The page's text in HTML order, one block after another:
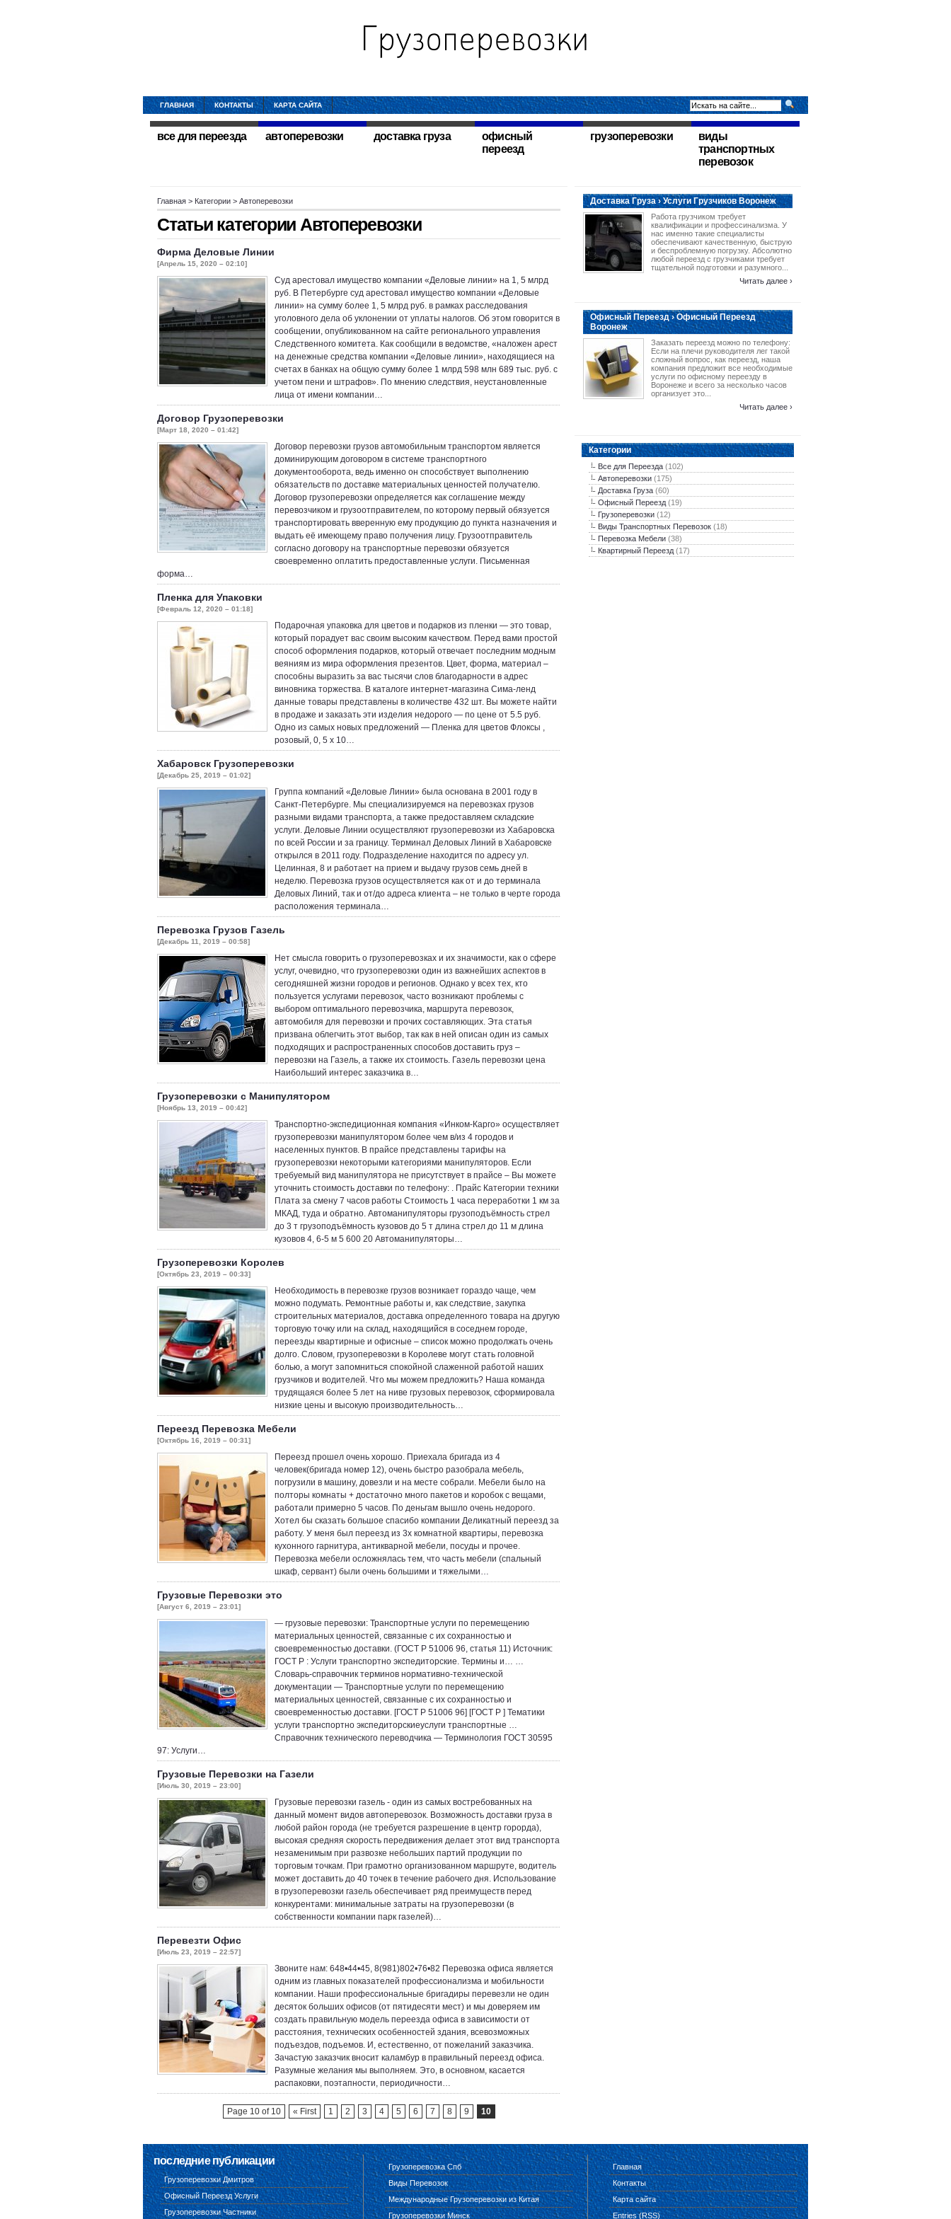
ГЛАВНАЯ КОНТАКТЫ КАРТА САЙТА
все для переезда автоперевозки доставка груза
офисный
переезд
грузоперевозки
виды
транспортных
перевозок
Главная > Категории > Автоперевозки
Статьи категории Автоперевозки
Фирма Деловые Линии
[Апрель 15, 2020 – 02:10]
Суд арестовал имущество компании «Деловые линии» на 1, 5 млрд
руб. В Петербурге суд арестовал имущество компании «Деловые
линии» на сумму более 1, 5 млрд руб. в рамках расследования
уголовного дела об уклонении от уплаты налогов. Об этом говорится в
сообщении, опубликованном на сайте регионального управления
Следственного комитета. Как сообщили в ведомстве, «наложен арест
на денежные средства компании «Деловые линии», находящиеся на
счетах в банках на общую сумму более 1 млрд 598 млн 689 тыс. руб. с
учетом пени и штрафов». По мнению следствия, неустановленные
лица от имени компании…
Договор Грузоперевозки
[Март 18, 2020 – 01:42]
Договор перевозки грузов автомобильным транспортом является
доминирующим договором в системе транспортного
документооборота, ведь именно он способствует выполнению
обязательств по доставке материальных ценностей получателю.
Договор грузоперевозки определяется как соглашение между
перевозчиком и грузоотправителем, по которому первый обязуется
транспортировать вверенную ему продукцию до пункта назначения и
выдать её имеющему право получения лицу. Грузоотправитель
согласно договору на транспортные перевозки обязуется
своевременно оплатить предоставленные услуги. Письменная
форма…
Пленка для Упаковки
[Февраль 12, 2020 – 01:18]
Подарочная упаковка для цветов и подарков из пленки — это товар,
который порадует вас своим высоким качеством. Перед вами простой
способ оформления подарков, который отвечает последним модным
веяниям из мира оформления презентов. Цвет, форма, материал –
способны выразить за вас тысячи слов благодарности в адрес
виновника торжества. В каталоге интернет-магазина Сима-ленд
данные товары представлены в количестве 432 шт. Вы можете найти
в продаже и заказать эти изделия недорого — по цене от 5.5 руб.
Одно из самых новых предложений — Пленка для цветов Флоксы ,
розовый, 0, 5 х 10…
Хабаровск Грузоперевозки
[Декабрь 25, 2019 – 01:02]
Группа компаний «Деловые Линии» была основана в 2001 году в
Санкт-Петербурге. Мы специализируемся на перевозках грузов
разными видами транспорта, а также предоставляем складские
услуги. Деловые Линии осуществляют грузоперевозки из Хабаровска
по всей России и за границу. Терминал Деловых Линий в Хабаровске
открылся в 2011 году. Подразделение находится по адресу ул.
Целинная, 8 и работает на прием и выдачу грузов семь дней в
неделю. Перевозка грузов осуществляется как от и до терминала
Деловых Линий, так и от/до адреса клиента – не только в черте города
расположения терминала…
Перевозка Грузов Газель
[Декабрь 11, 2019 – 00:58]
Нет смысла говорить о грузоперевозках и их значимости, как о сфере
услуг, очевидно, что грузоперевозки один из важнейших аспектов в
сегодняшней жизни городов и регионов. Однако у всех тех, кто
пользуется услугами перевозок, часто возникают проблемы с
выбором оптимального перевозчика, маршрута перевозок,
автомобиля для перевозки и прочих составляющих. Эта статья
призвана облегчить этот выбор, так как в ней описан один из самых
подходящих и распространенных способов доставить груз –
перевозки на Газель, а также их стоимость. Газель перевозки цена
Наибольший интерес заказчика в…
Грузоперевозки с Манипулятором
[Ноябрь 13, 2019 – 00:42]
Транспортно-экспедиционная компания «Инком-Карго» осуществляет
грузоперевозки манипулятором более чем в/из 4 городов и
населенных пунктов. В прайсе представлены тарифы на
грузоперевозки некоторыми категориями манипуляторов. Если
требуемый вид манипулятора не присутствует в прайсе – Вы можете
уточнить стоимость доставки по телефону: . Прайс Категории техники
Плата за смену 7 часов работы Стоимость 1 часа переработки 1 км за
МКАД, туда и обратно. Автоманипуляторы грузоподъёмность стрел
до 3 т грузоподъёмность кузовов до 5 т длина стрел до 11 м длина
кузовов 4, 6-5 м 5 600 20 Автоманипуляторы…
Грузоперевозки Королев
[Октябрь 23, 2019 – 00:33]
Необходимость в перевозке грузов возникает гораздо чаще, чем
можно подумать. Ремонтные работы и, как следствие, закупка
строительных материалов, доставка определенного товара на другую
торговую точку или на склад, находящийся в соседнем городе,
переезды квартирные и офисные – список можно продолжать очень
долго. Словом, грузоперевозки в Королеве могут стать головной
болью, а могут запомниться спокойной слаженной работой наших
грузчиков и водителей. Что мы можем предложить? Наша команда
трудящаяся более 5 лет на ниве грузовых перевозок, сформировала
низкие цены и высокую производительность…
Переезд Перевозка Мебели
[Октябрь 16, 2019 – 00:31]
Переезд прошел очень хорошо. Приехала бригада из 4
человек(бригада номер 12), очень быстро разобрала мебель,
погрузили в машину, довезли и на месте собрали. Мебели было на
полторы комнаты + достаточно много пакетов и коробок с вещами,
работали примерно 5 часов. По деньгам вышло очень недорого.
Хотел бы сказать большое спасибо компании Деликатный переезд за
работу. У меня был переезд из 3х комнатной квартиры, перевозка
кухонного гарнитура, антикварной мебели, посуды и прочее.
Перевозка мебели осложнялась тем, что часть мебели (спальный
шкаф, сервант) были очень большими и тяжелыми…
Грузовые Перевозки это
[Август 6, 2019 – 23:01]
— грузовые перевозки: Транспортные услуги по перемещению
материальных ценностей, связанные с их сохранностью и
своевременностью доставки. (ГОСТ Р 51006 96, статья 11) Источник:
ГОСТ Р : Услуги транспортно экспедиторские. Термины и… …
Словарь-справочник терминов нормативно-технической
документации — Транспортные услуги по перемещению
материальных ценностей, связанные с их сохранностью и
своевременностью доставки. [ГОСТ Р 51006 96] [ГОСТ Р ] Тематики
услуги транспортно экспедиторскиеуслуги транспортные …
Справочник технического переводчика — Терминология ГОСТ 30595
97: Услуги…
Грузовые Перевозки на Газели
[Июль 30, 2019 – 23:00]
Грузовые перевозки газель - один из самых востребованных на
данный момент видов автоперевозок. Возможность доставки груза в
любой район города (не требуется разрешение в центр горорда),
высокая средняя скорость передвижения делает этот вид транспорта
незаменимым при развозке небольших партий продукции по
торговым точкам. При грамотно организованном маршруте, водитель
может доставить до 40 точек в течение рабочего дня. Использование
в грузоперевозки газель обеспечивает ряд преимуществ перед
конкурентами: минимальные затраты на грузоперевозки (в
собственности компании парк газелей)…
Перевезти Офис
[Июль 23, 2019 – 22:57]
Звоните нам: 648•44•45, 8(981)802•76•82 Перевозка офиса является
одним из главных показателей профессионализма и мобильности
компании. Наши профессиональные бригадиры перевезли не один
десяток больших офисов (от пятидесяти мест) и мы доверяем им
создать правильную модель переезда офиса в зависимости от
расстояния, технических особенностей здания, всевозможных
подъездов, подъемов. И, естественно, от пожеланий заказчика.
Зачастую заказчик вносит каламбур в правильный переезд офиса.
Разумные желания мы выполняем. Это, в основном, касается
распаковки, поэтапности, периодичности…
Page 10 of 10 « First 1 2 3 4 5 6 7 8 9 10
Доставка Груза › Услуги Грузчиков Воронеж
Работа грузчиком требует
квалификации и профессинализма. У
нас именно такие специалисты
обеспечивают качественную, быструю
и беспроблемную погрузку. Абсолютно
любой переезд с грузчиками требует
тщательной подготовки и разумного...
Читать далее ›
Офисный Переезд › Офисный Переезд
Воронеж
Заказать переезд можно по телефону:
Если на плечи руководителя лег такой
сложный вопрос, как переезд, наша
компания предложит все необходимые
услуги по офисному переезду в
Воронеже и всего за несколько часов
организует это...
Читать далее ›
Категории
Все для Переезда (102)
Автоперевозки (175)
Доставка Груза (60)
Офисный Переезд (19)
Грузоперевозки (12)
Виды Транспортных Перевозок (18)
Перевозка Мебели (38)
Квартирный Переезд (17)
последние публикации
Грузоперевозки Дмитров
Офисный Переезд Услуги
Грузоперевозки Частники
Грузоперевозка Спб
Виды Перевозок
Международные Грузоперевозки из Китая
Грузоперевозки Минск
Главная
Контакты
Карта сайта
Entries (RSS)